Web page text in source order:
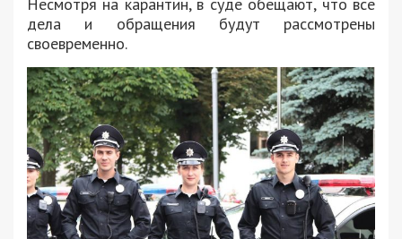
дела и обращения будут рассмотрены
своевременно.